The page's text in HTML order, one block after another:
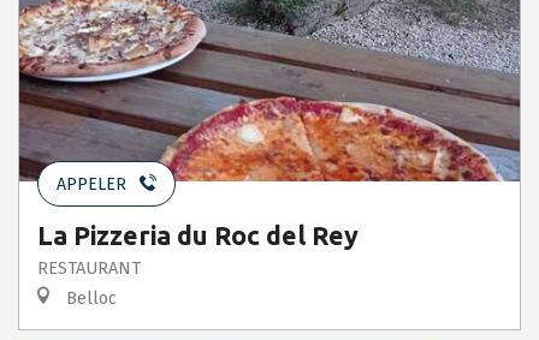
APPELER
La Pizzeria du Roc del Rey
RESTAURANT
Belloc